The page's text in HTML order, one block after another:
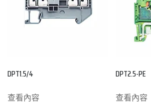
DPT1.5/4
查看內容
DPT2.5-PE
查看內容